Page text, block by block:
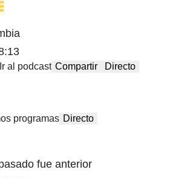
Ir al podcast Compartir Directo
programas Directo
fue anterior